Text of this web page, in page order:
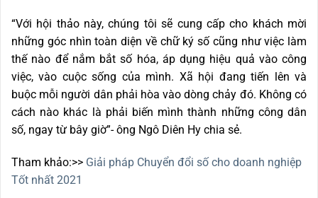
“Với hội thảo này, chúng tôi sẽ cung cấp cho khách mời
những góc nhìn toàn diện về chữ ký số cũng như việc làm
thế nào để nắm bắt số hóa, áp dụng hiệu quả vào công
việc, vào cuộc sống của mình. Xã hội đang tiến lên và
buộc mỗi người dân phải hòa vào dòng chảy đó. Không có
cách nào khác là phải biến mình thành những công dân
số, ngay từ bây giờ”- ông Ngô Diên Hy chia sẻ.
Tham khảo:>> Giải pháp Chuyển đổi số cho doanh nghiệp
Tốt nhất 2021